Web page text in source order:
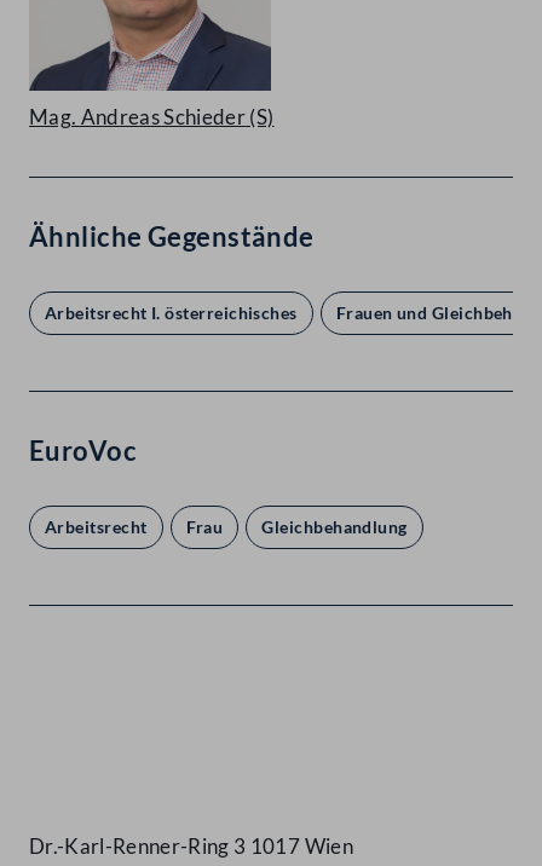
Mag. Andreas Schieder(S)
Ähnliche Gegenstände
Arbeitsrecht I. österreichisches Frauen und
EuroVoc
Arbeitsrecht Frau Gleichbehandlung
Dr.-Karl-Renner-Ring 3 1017 Wien